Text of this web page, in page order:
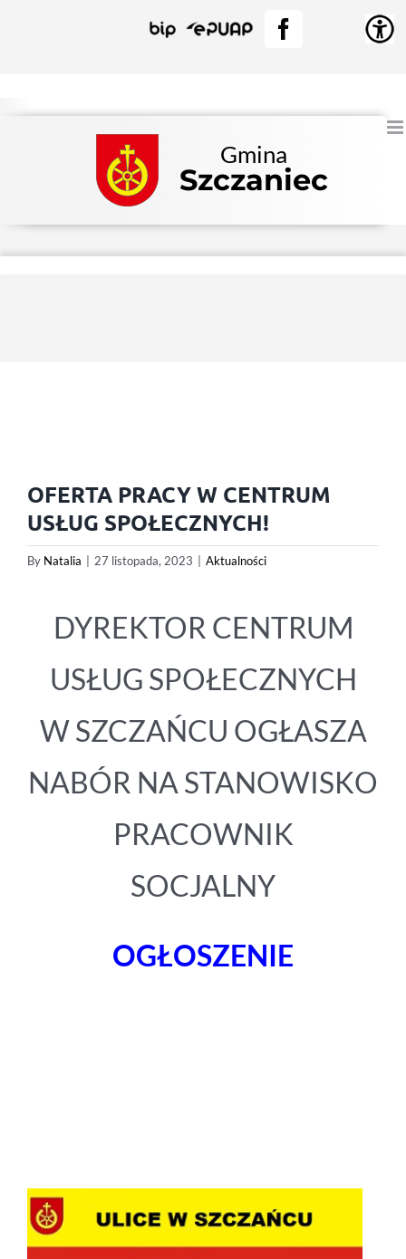
BIP EPUAPFacebook
Gmina
Szczaniec
OFERTA PRACY W CENTRUM
USŁUG SPOŁECZNYCH!
By Natalia 27 listopada, 2023 Aktualności
DYREKTOR CENTRUM
USŁUG SPOŁECZNYCH
W SZCZAŃCU OGŁASZA
NABÓR NA STANOWISKO
PRACOWNIK
SOCJALNY
OGŁOSZENIE